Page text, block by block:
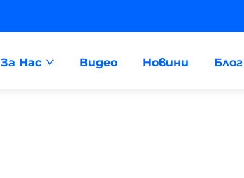
За Нас Видео Новини Блог